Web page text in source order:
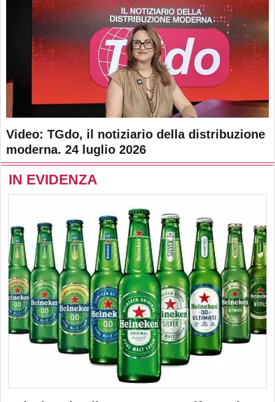
Video: TGdo, il notiziario della distribuzione
moderna. 24 luglio 2026
IN EVIDENZA